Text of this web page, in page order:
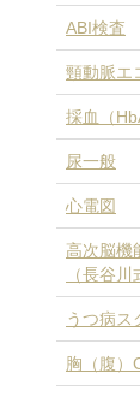
ABI検査
頸動脈エ
採血（
尿一般
心電図
高次脳機
（長谷川
うつ病ス
胸（腹）